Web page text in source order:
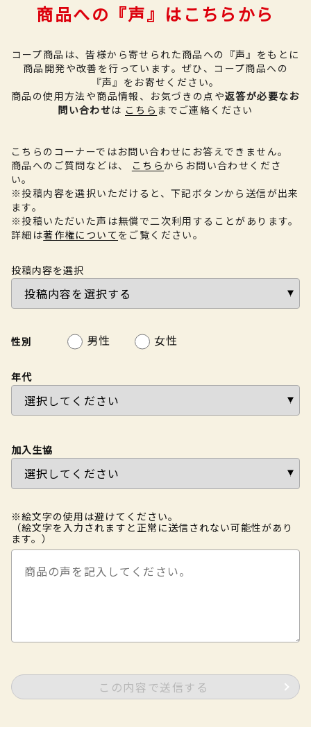
商品への『声』はこちらから
コープ商品は、皆様から寄せられた商品への『声』をもとに
商品開発や改善を行っています。 ぜひ、コープ商品への
『声』をお寄せください。
商品の使用方法や商品情報、お気づきの点や返答が必要なお
問い合わせは こちら までご連絡ください
こちらのコーナーではお問い合わせにお答えできません。
商品へのご質問などは、
こちらからお問い合わせくださ
い。
※投稿内容を選択いただけると、下記ボタンから送信が出来
ます。
※投稿いただいた声は無償で二次利用することがあります。
詳細は著作権について をご覧ください。
投稿内容を選択
性別 男性 女性
年代
加入生協
※絵文字の使用は避けてください。
（絵文字を入力されますと正常に送信されない可能性があり
ます。）
この内容で送信する